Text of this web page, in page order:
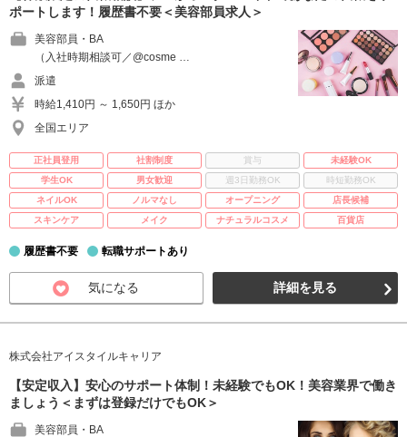
ポートします！履歴書不要＜美容部員求人＞
美容部員・BA
（入社時期相談可／@cosme …
派遣
時給1,410円 ～ 1,650円 ほか
全国エリア
正社員登用 社割制度 賞与
未経験OK
学生OK
男女歓迎 週3日勤務OK
時短勤務OK
ネイルOK
ノルマなし オープニング
店長候補
スキンケア
メイク ナチュラルコスメ 百貨店
履歴書不要 転職サポートあり
気になる 詳細を見る
株式会社アイスタイルキャリア
【安定収入】安心のサポート体制！未経験でもOK！美容業界で働き
ましょう＜まずは登録だけでもOK＞
美容部員・BA